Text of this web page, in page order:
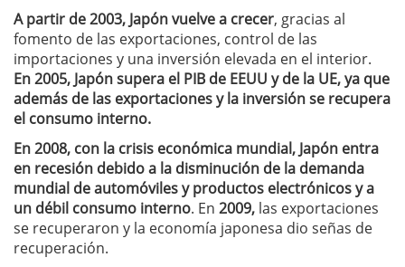
A partir de 2003, Japón vuelve a crecer, gracias al
fomento de las exportaciones, control de las
importaciones y una inversión elevada en el interior.
En 2005, Japón supera el PIB de EEUU y de la UE, ya que
además de las exportaciones y la inversión se recupera
el consumo interno.
En 2008, con la crisis económica mundial, Japón entra
en recesión debido a la disminución de la demanda
mundial de automóviles y productos electrónicos y a
un débil consumo interno. En 2009, las exportaciones
se recuperaron y la economía japonesa dio señas de
recuperación.